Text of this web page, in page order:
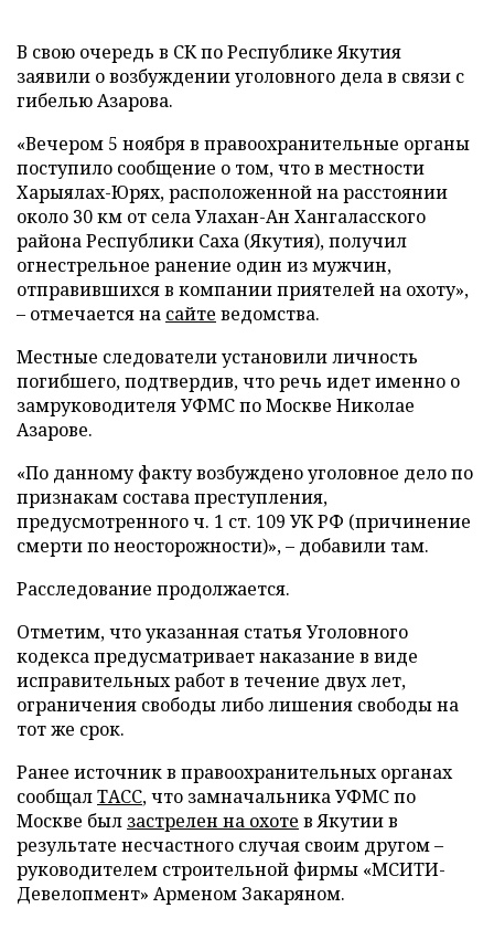
В свою очередь в СК по Республике Якутия
заявили о возбуждении уголовного дела в связи с
гибелью Азарова.
«Вечером 5 ноября в правоохранительные органы
поступило сообщение о том, что в местности
Харыялах-Юрях, расположенной на расстоянии
около 30 км от села Улахан-Ан Хангаласского
района Республики Саха (Якутия), получил
огнестрельное ранение один из мужчин,
отправившихся в компании приятелей на охоту»,
– отмечается на сайте ведомства.
Местные следователи установили личность
погибшего, подтвердив, что речь идет именно о
замруководителя УФМС по Москве Николае
Азарове.
«По данному факту возбуждено уголовное дело по
признакам состава преступления,
предусмотренного ч. 1 ст. 109 УК РФ (причинение
смерти по неосторожности)», – добавили там.
Расследование продолжается.
Отметим, что указанная статья Уголовного
кодекса предусматривает наказание в виде
исправительных работ в течение двух лет,
ограничения свободы либо лишения свободы на
тот же срок.
Ранее источник в правоохранительных органах
сообщалТАСС, что замначальника УФМС по
Москве был застрелен на охоте в Якутии в
результате несчастного случая своим другом –
руководителем строительной фирмы «МСИТИ-
Девелопмент» Арменом Закаряном.